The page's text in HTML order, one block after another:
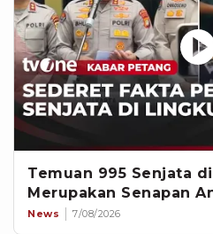
Temuan 995 Senjata
Merupakan Senapan
News 7/08/2026